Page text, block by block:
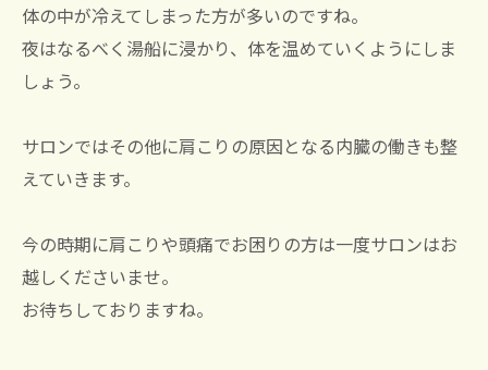
体の中が冷えてしまった方が多いのですね。
夜はなるべく湯船に浸かり、体を温めていくようにしま
しょう。
サロンではその他に肩こりの原因となる内臓の働きも整
えていきます。
今の時期に肩こりや頭痛でお困りの方は一度サロンはお
越しくださいませ。
お待ちしておりますね。